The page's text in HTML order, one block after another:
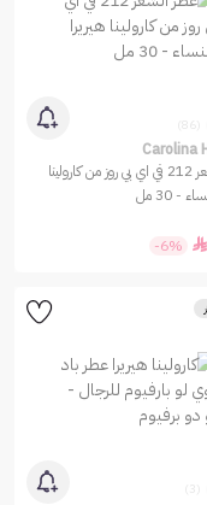
Carolina
عطر الشعر 212 في اي بي روز من كارولينا
- 30 مل

-6%